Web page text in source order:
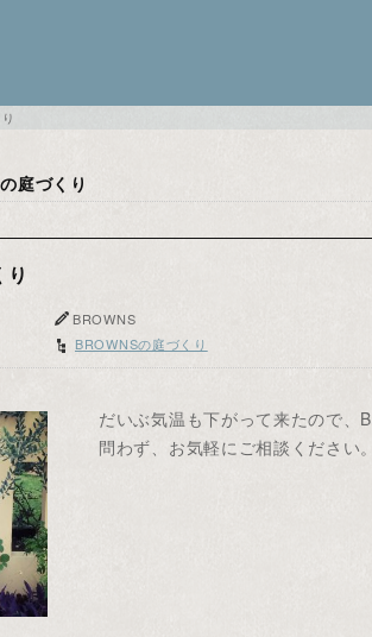
庭づくり
BROWNS
BROWNSの庭づくり
だいぶ気温も下がって来たので、
問わず、お気軽にご相談ください。